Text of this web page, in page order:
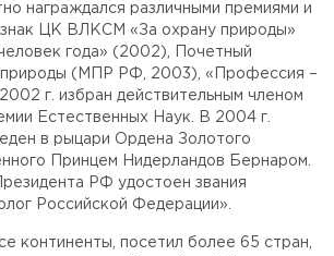
награждался различными премиями и
знак ЦК ВЛКСМ «За охрану природы»
года» (2002), Почетный
природы (МПР РФ, 2003), «Профессия –
г. избран действительным членом
Естественных Наук. В 2004 г.
в рыцари Ордена Золотого
Принцем Нидерландов Бернаром.
РФ удостоен звания
Российской Федерации».
континенты, посетил более 65 стран,